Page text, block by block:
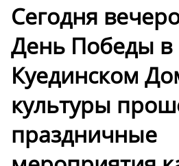
Сегодня
День Победы
Куединском
культуры
праздничные